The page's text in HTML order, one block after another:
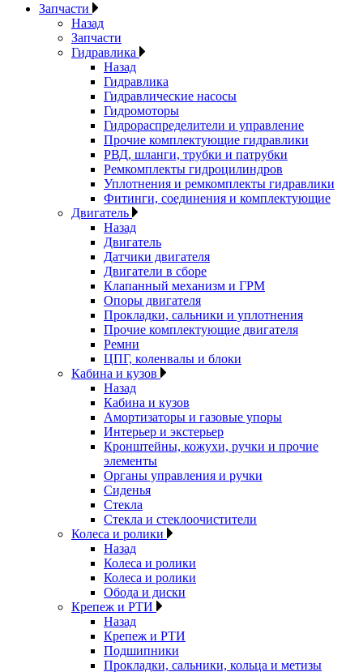
Запчасти
Назад
Запчасти
Гидравлика
Назад
Гидравлика
Гидравлические насосы
Гидромоторы
Гидрораспределители и управление
Прочие комплектующие гидравлики
РВД, шланги, трубки и патрубки
Ремкомплекты гидроцилиндров
Уплотнения и ремкомплекты гидравлики
Фитинги, соединения и комплектующие
Двигатель
Назад
Двигатель
Датчики двигателя
Двигатели в сборе
Клапанный механизм и ГРМ
Опоры двигателя
Прокладки, сальники и уплотнения
Прочие комплектующие двигателя
Ремни
ЦПГ, коленвалы и блоки
Кабина и кузов
Назад
Кабина и кузов
Амортизаторы и газовые упоры
Интерьер и экстерьер
Кронштейны, кожухи, ручки и прочие
элементы
Органы управления и ручки
Сиденья
Стекла
Стекла и стеклоочистители
Колеса и ролики
Назад
Колеса и ролики
Колеса и ролики
Обода и диски
Крепеж и РТИ
Назад
Крепеж и РТИ
Подшипники
Прокладки, сальники, кольца и метизы